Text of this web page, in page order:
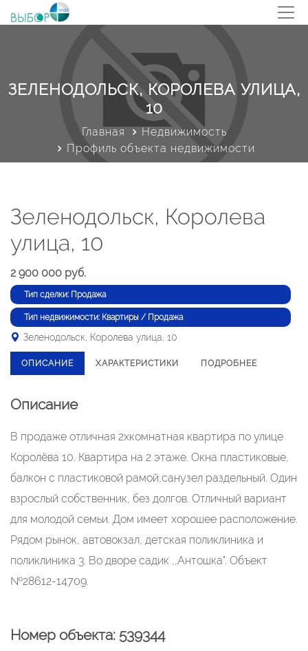
ЗЕЛЕНОДОЛЬСК, КОРОЛЕВА УЛИЦА,
10
Главная
Недвижимость
Профиль объекта недвижимости
Зеленодольск, Королева
улица, 10
2 900 000 руб.
Тип сделки: Продажа
Тип недвижимости: Квартиры / Продажа
Зеленодольск, Королева улица, 10
ОПИСАНИЕ ХАРАКТЕРИСТИКИ ПОДРОБНЕЕ
Описание
В продаже отличная 2хкомнатная квартира по улице
Королёва 10. Квартира на 2 этаже. Окна пластиковые,
балкон с пластиковой рамой,санузел раздельный. Один
взрослый собственник, без долгов. Отличный вариант
для молодой семьи. Дом имеет хорошее расположение.
Рядом рынок, автовокзал, детская поликлиника и
поликлиника 3. Во дворе садик ,,Антошка". Объект
№28612-14709.
Номер объекта: 539344